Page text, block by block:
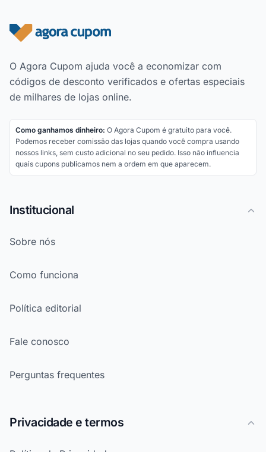
Rodapé do site
O Agora Cupom ajuda você a economizar com
códigos de desconto verificados e ofertas especiais
de milhares de lojas online.
Como ganhamos dinheiro: O Agora Cupom é gratuito para você.
Podemos receber comissão das lojas quando você compra usando
nossos links, sem custo adicional no seu pedido. Isso não influencia
quais cupons publicamos nem a ordem em que aparecem.
Institucional
Sobre nós
Como funciona
Política editorial
Fale conosco
Perguntas frequentes
Privacidade e termos